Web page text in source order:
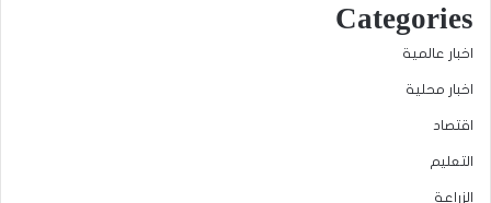
Categories
اخبار عالمية
اخبار محلية
اقتصاد
التعليم
الزراعة